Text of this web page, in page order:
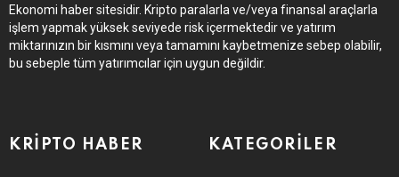
Ekonomi haber sitesidir. Kripto paralarla ve/veya finansal araçlarla
işlem yapmak yüksek seviyede risk içermektedir ve yatırım
miktarınızın bir kısmını veya tamamını kaybetmenize sebep olabilir,
bu sebeple tüm yatırımcılar için uygun değildir.
KRIPTO HABER KATEGORILER